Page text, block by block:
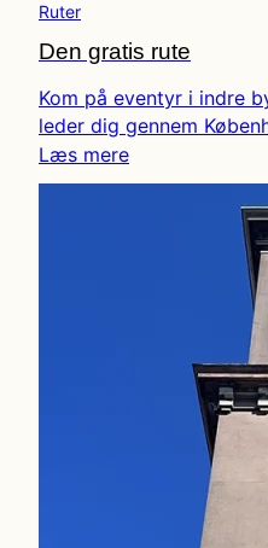
Ruter
Den gratis rute
Kom på eventyr i indre
leder dig gennem
Læs mere